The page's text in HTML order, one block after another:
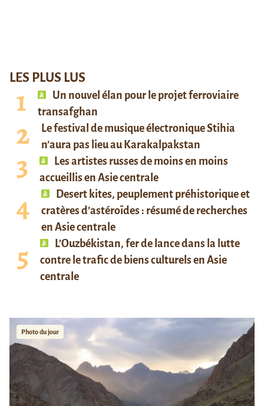
LES PLUS LUS
Un nouvel élan pour le projet ferroviaire
transafghan
Le festival de musique électronique Stihia
n’aura pas lieu au Karakalpakstan
Les artistes russes de moins en moins
accueillis en Asie centrale
Desert kites, peuplement préhistorique et
cratères d’astéroïdes : résumé de recherches
en Asie centrale
L’Ouzbékistan, fer de lance dans la lutte
contre le trafic de biens culturels en Asie
centrale
Photo du jour